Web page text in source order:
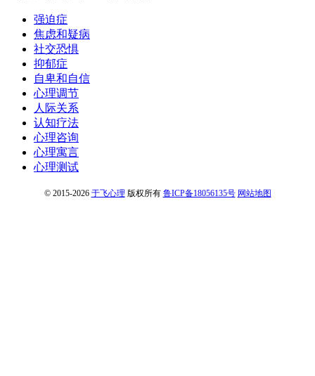
强迫症
焦虑和疑病
社交恐惧
抑郁症
自卑和自信
心理调节
人际关系
认知疗法
心理咨询
心理寓言
心理测试
© 2015-2026 于飞心理 版权所有 鲁ICP备18056135号 网站地图